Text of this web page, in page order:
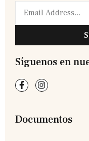
Síguenos en
Documentos